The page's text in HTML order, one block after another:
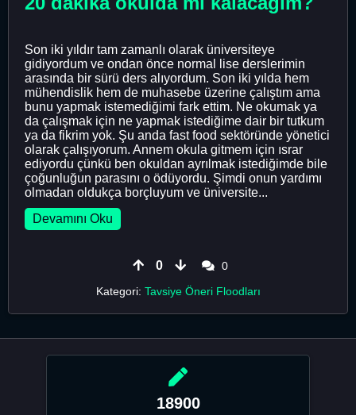
Son iki yıldır tam zamanlı olarak üniversiteye
gidiyordum ve ondan önce normal lise derslerimin
arasında bir sürü ders alıyordum. Son iki yılda hem
mühendislik hem de muhasebe üzerine çalıştım ama
bunu yapmak istemediğimi fark ettim. Ne okumak ya
da çalışmak için ne yapmak istediğime dair bir tutkum
ya da fikrim yok. Şu anda fast food sektöründe yönetici
olarak çalışıyorum. Annem okula gitmem için ısrar
ediyordu çünkü ben okuldan ayrılmak istediğimde bile
çoğunluğun parasını o ödüyordu. Şimdi onun yardımı
olmadan oldukça borçluyum ve üniversite...
Devamını Oku
0
0
Kategori: Tavsiye Öneri Floodları
18900